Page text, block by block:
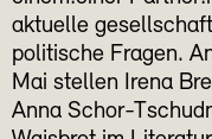
aktuelle
politische Fragen.
Mai stellen Irena
Anna Schor-